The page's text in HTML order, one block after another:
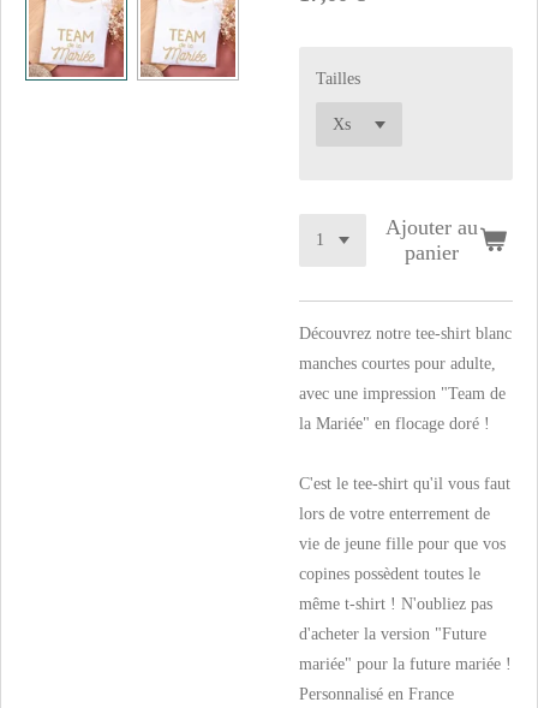
Tailles
Ajouter au
panier
Découvrez notre tee-shirt blanc
manches courtes pour adulte,
avec une impression "Team de
la Mariée" en flocage doré !
C'est le tee-shirt qu'il vous faut
lors de votre enterrement de
vie de jeune fille pour que vos
copines possèdent toutes le
même t-shirt ! N'oubliez pas
d'acheter la version "Future
mariée" pour la future mariée !
Personnalisé en France